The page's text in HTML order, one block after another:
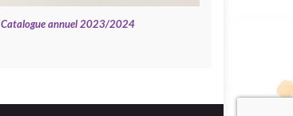
Catalogue annuel 2023/2024